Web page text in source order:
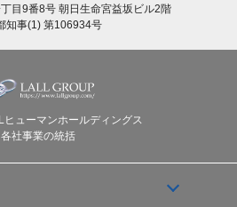
目9番8号 朝日生命宮益坂ビル2階
知事(1) 第106934号
ヒューマンホールディングス
各社事業の統括